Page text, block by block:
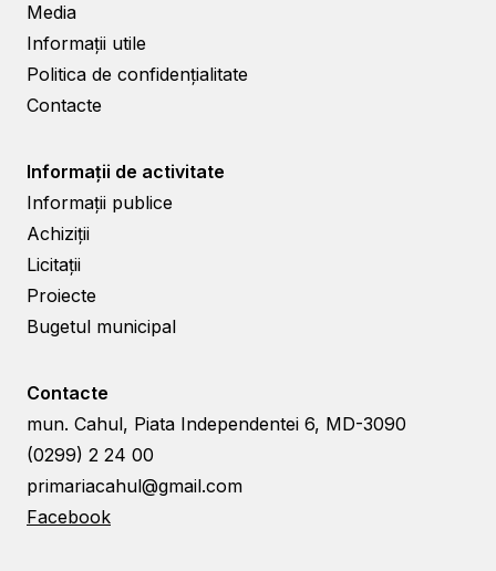
Media
Informații utile
Politica de confidențialitate
Contacte
Informații de activitate
Informații publice
Achiziții
Licitații
Proiecte
Bugetul municipal
Contacte
mun. Cahul, Piata Independentei 6, MD-3090
(0299) 2 24 00
primariacahul@gmail.com
Facebook